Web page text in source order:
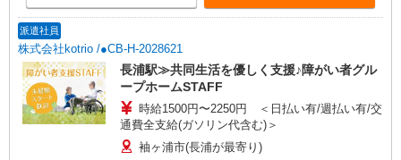
派遣社員
株式会社kotrio /●CB-H-2028621
長浦駅≫共同生活を優しく支援♪障がい者グル
ープホームSTAFF
時給1500円〜2250円 ＜日払い有/週払い有/交
通費全支給(ガソリン代含む)＞
袖ヶ浦市(長浦が最寄り)